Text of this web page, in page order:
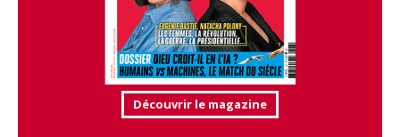
Découvrir le magazine